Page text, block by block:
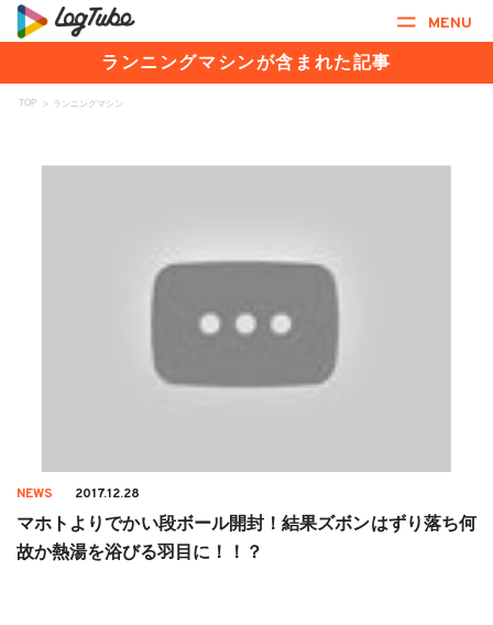
MENU
ランニングマシンが含まれた記事
TOP > ランニングマシン
NEWS 2017.12.28
マホトよりでかい段ボール開封！結果ズボンはずり落ち何
故か熱湯を浴びる羽目に！！？